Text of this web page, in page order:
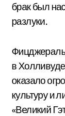
брак был
разлуки.
в
оказало
культуру и
«Великий